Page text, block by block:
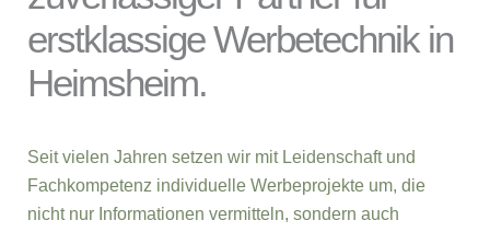
erstklassige Werbetechnik in
Heimsheim.
Seit vielen Jahren setzen wir mit Leidenschaft und
Fachkompetenz individuelle Werbeprojekte um, die
nicht nur Informationen vermitteln, sondern auch